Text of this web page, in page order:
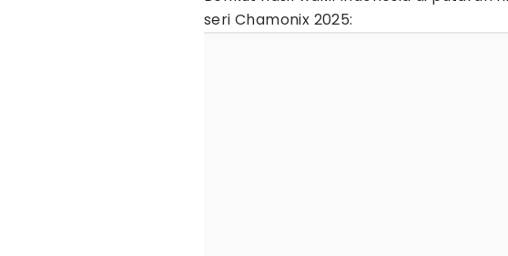
seri Chamonix 2025: